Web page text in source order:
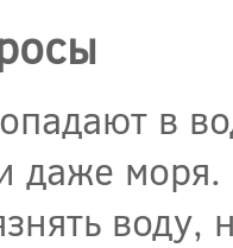
в
даже моря.